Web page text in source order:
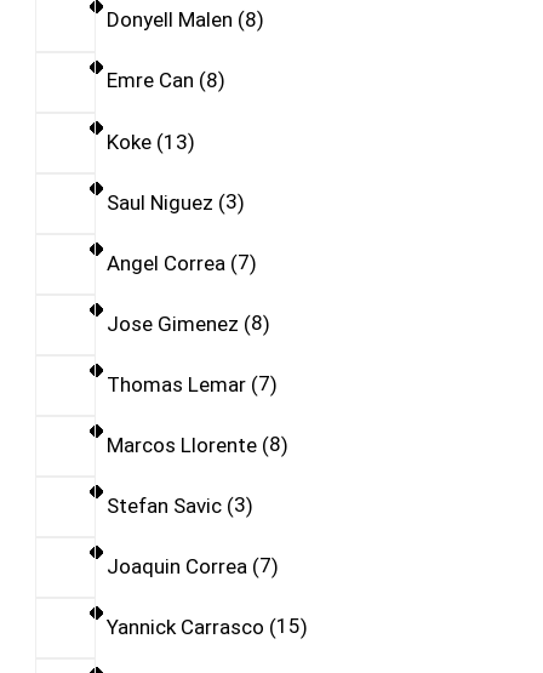
Donyell Malen 8
Emre Can 8
Koke 13
Saul Niguez 3
Angel Correa 7
Jose Gimenez 8
Thomas Lemar 7
Marcos Llorente 8
Stefan Savic 3
Joaquin Correa 7
Yannick Carrasco 15